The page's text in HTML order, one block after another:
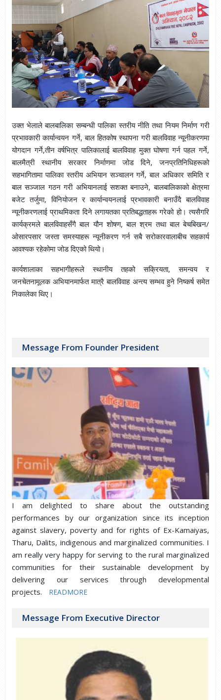
उक्त भेलाले बालबालिका सम्बन्धी पालिका स्तरीय नीति तथा नियम निर्माण गरी
प्रभावकारी कार्यान्वयन गर्ने, बाल हितकोष स्थापना गरी बालविवाह न्यूनीकरणमा
योगदान गर्ने,तीन वर्षभित्र पालिकालाई बालविवाह मुक्त घोषणा गर्न पहल गर्ने,
बालमैत्री स्थानीय सरकार निर्माणमा जोड दिने, जनप्रतिनिधिहरूको
सहभागितामा पालिका स्तरीय अभियान सञ्चालन गर्ने, बाल अधिकार समिति र
बाल सञ्जाल गठन गरी अभियानलाई सशक्त बनाउने, बालबालिकाको क्षेत्रमा
बजेट तर्जुमा, विनियोजन र कार्यान्वयनलाई प्रभावकारी बनाउँदै बालविवाह
न्यूनीकरणलाई प्राथमिकता दिने लगायतका प्रतिबद्धताहरू गरेको हो। त्यसैगरि
कार्यक्रमले बालविवाहसँगै बाल यौन शोषण, बाल श्रम तथा बाल बेचबिखन/
ओसारपसार जस्ता समस्याहरू न्यूनीकरण गर्न सबै सरोकारवालाबीच सहकार्य
आवश्यक रहेकोमा जोड दिएको थियो।
कार्यशालाका सहभागीहरूले स्थानीय तहको सक्रियता, समन्वय र
जनचेतनामूलक अभियानमार्फत मात्रै बालविवाह अन्त्य सम्भव हुने निष्कर्ष समेत
निकालेका थिए।
Message From Founder President
I am delighted to share about the outstanding
performances by our organization since its inception
against slavery, poverty and for rights of Ex-Kamaiyas,
Tharu, Dalits, indigenous and marginalized communities. I
am really very happy for serving to the rural marginalized
communities for their sustainable development by
delivering our services through developmental
projects.
READMORE
Message From Executive Director